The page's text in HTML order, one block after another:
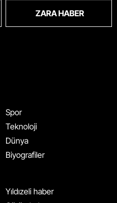
ZARA HABER
Spor
Teknoloji
Dünya
Biyografiler
Yıldızeli haber